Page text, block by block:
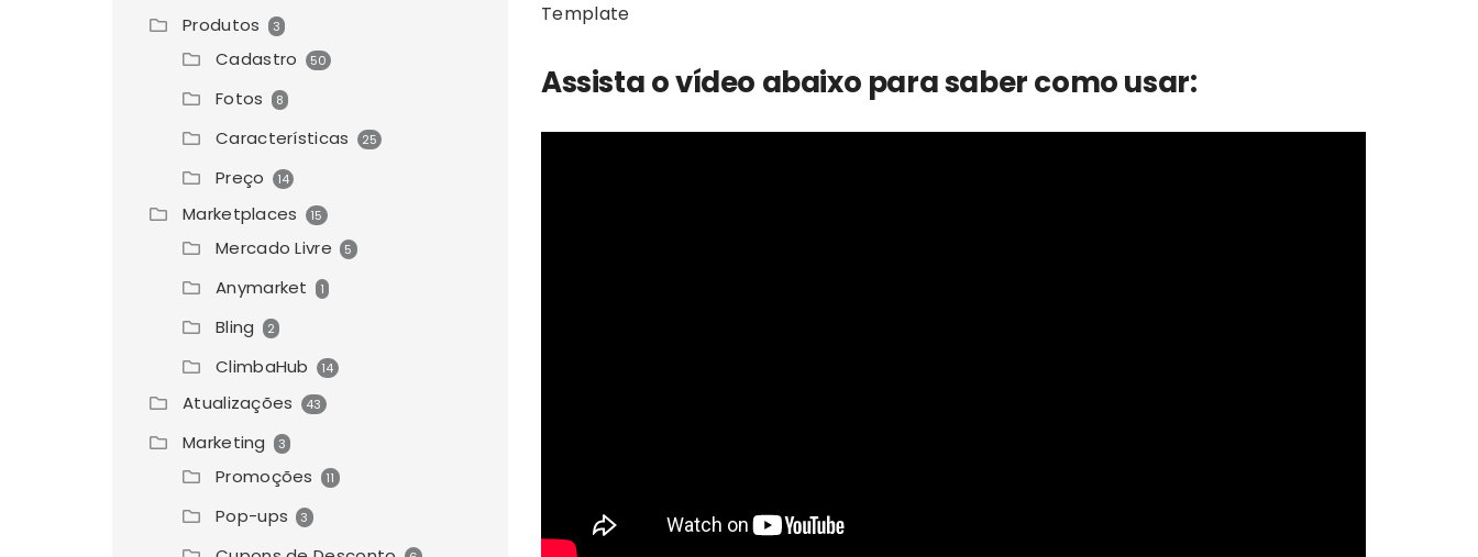
Produtos 3
Cadastro 50
Fotos 8
Características 25
Preço 14
Marketplaces 15
Mercado Livre 5
Anymarket 1
Bling 2
ClimbaHub 14
Atualizações 43
Marketing 3
Promoções 11
Pop-ups 3
Template
Assista o vídeo abaixo para saber como usar: